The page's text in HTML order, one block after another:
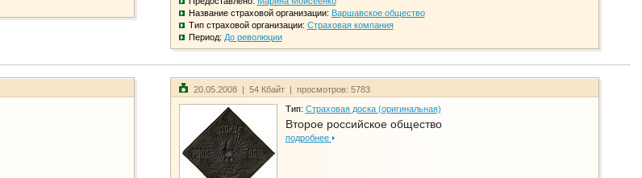
Название страховой организации: Варшавское общество
Тип страховой организации: Страховая компания
Период: До революции
20.05.2008 | 54 Кбайт | просмотров: 5783
Тип: Страховая доска (оригинальная)
Второе российское общество
подробнее